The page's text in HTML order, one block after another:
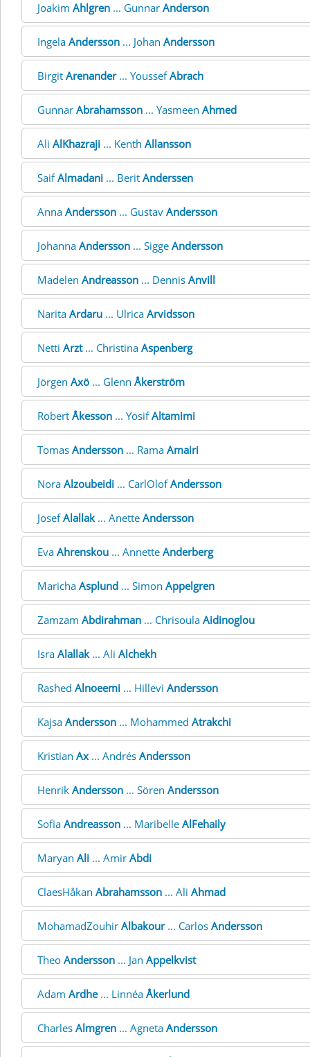
Joakim Ahlgren ... Gunnar Anderson
Ingela Andersson ... Johan Andersson
Birgit Arenander... YoussefAbrach
Gunnar Abrahamsson ... Yasmeen Ahmed
Ali AlKhazraji ... Kenth Allansson
SaifAlmadani ... Berit Anderssen
Anna Andersson ... Gustav Andersson
Johanna Andersson ... Sigge Andersson
Madelen Andreasson ... Dennis Anvill
Narita Ardaru ... Ulrica Arvidsson
Netti Arzt... Christina Aspenberg
Jörgen Axö ... Glenn Åkerström
Robert Åkesson ... YosifAltamimi
Tomas Andersson ... Rama Amairi
Nora Alzoubeidi ... CarlOlofAndersson
JosefAlallak... Anette Andersson
Eva Ahrenskou ... Annette Anderberg
Maricha Asplund ... Simon Appelgren
Zamzam Abdirahman ... Chrisoula Aidinoglou
Isra Alallak... Ali Alchekh
Rashed Alnoeemi ... Hillevi Andersson
Kajsa Andersson ... Mohammed Atrakchi
Kristian Ax... Andrés Andersson
Henrik Andersson ... Sören Andersson
Sofia Andreasson ... Maribelle AlFehaily
Maryan Ali ... Amir Abdi
ClaesHåkan Abrahamsson ... Ali Ahmad
MohamadZouhir Albakour... Carlos Andersson
Theo Andersson ... Jan Appelkvist
Adam Ardhe... Linnéa Åkerlund
Charles Almgren ... Agneta Andersson